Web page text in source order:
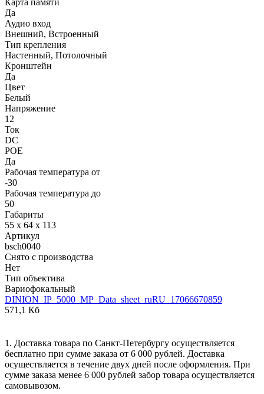
Да
Аудио вход
Внешний, Встроенный
Тип крепления
Настенный, Потолочный
Кронштейн
Да
Цвет
Белый
Напряжение
12
Ток
DC
POE
Да
Рабочая температура от
-30
Рабочая температура до
50
Габариты
55 x 64 x 113
Артикул
bsch0040
Снято с производства
Нет
Тип объектива
Вариофокальный
DINION_IP_5000_MP_Data_sheet_ruRU_17066670859
571,1 Кб
1. Доставка товара по Санкт-Петербургу осуществляется
бесплатно при сумме заказа от 6 000 рублей. Доставка
осуществляется в течение двух дней после оформления. При
сумме заказа менее 6 000 рублей забор товара осуществляется
самовывозом.